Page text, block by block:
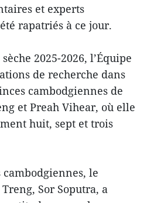
et experts
rapatriés à ce jour.
2025-2026, l’Équipe
de recherche dans
cambodgiennes de
et Preah Vihear, où elle
huit, sept et trois
le
Sor Soputra, a